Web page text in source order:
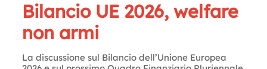
Bilancio UE 2026, welfare
non armi
La discussione sul Bilancio dell’Unione Europea